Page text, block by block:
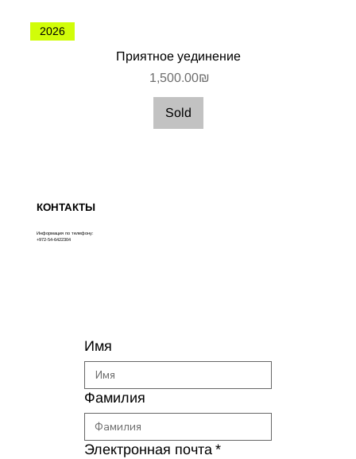
2026
Приятное уединение
Цена
‏1,500.00 ‏₪
Sold
КОНТАКТЫ
Информация по телефону:
+972-54-6422304
Имя
Фамилия
Электронная почта *